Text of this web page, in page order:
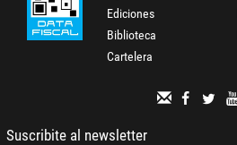
Ediciones
Biblioteca
Cartelera
Suscribite al newsletter